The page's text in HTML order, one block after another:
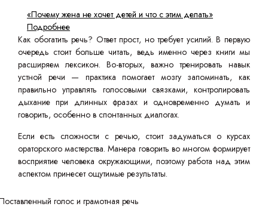
«Почему жена не хочет детей и что с этим делать»
Подробнее
Как обогатить речь? Ответ прост, но требует усилий. В первую
очередь стоит больше читать, ведь именно через книги мы
расширяем лексикон. Во-вторых, важно тренировать навык
устной речи — практика помогает мозгу запоминать, как
правильно управлять голосовыми связками, контролировать
дыхание при длинных фразах и одновременно думать и
говорить, особенно в спонтанных диалогах.
Если есть сложности с речью, стоит задуматься о курсах
ораторского мастерства. Манера говорить во многом формирует
восприятие человека окружающими, поэтому работа над этим
аспектом принесет ощутимые результаты.